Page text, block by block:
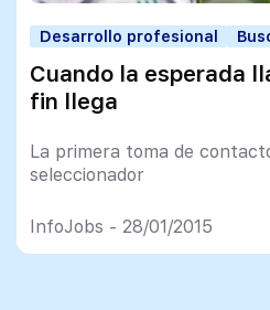
Desarrollo profesional
Cuando la esperada
fin llega
La primera toma de
seleccionador
InfoJobs - 28/01/2015